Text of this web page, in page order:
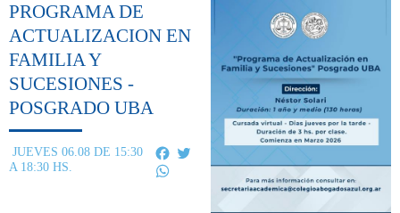
PROGRAMA DE
ACTUALIZACION EN
FAMILIA Y
SUCESIONES -
POSGRADO UBA
JUEVES 06.08 DE 15:30
A 18:30 HS.
Facebook
WhatsApp